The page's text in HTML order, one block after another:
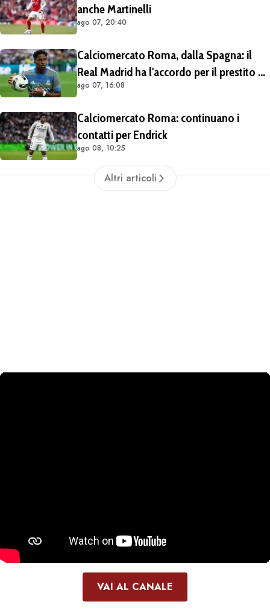
anche Martinelli
ago 07, 20:40
Calciomercato Roma, dalla Spagna: il
Real Madrid ha l'accordo per il prestito di
Endrick in Premier League
ago 07, 16:08
Calciomercato Roma: continuano i
contatti per Endrick
ago 08, 10:25
Altri articoli
VAI AL CANALE